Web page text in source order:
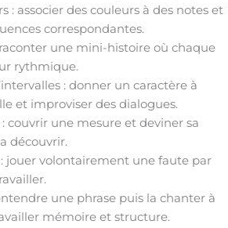
: associer des couleurs à des notes et
correspondantes.
une mini-histoire où chaque
rythmique.
: donner un caractère à
et improviser des dialogues.
couvrir une mesure et deviner sa
découvrir.
jouer volontairement une faute par
une phrase puis la chanter à
mémoire et structure.